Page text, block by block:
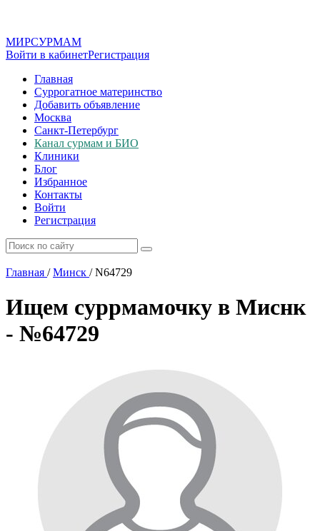
МИРСУРМАМ
Войти в кабинетРегистрация
Главная
Суррогатное материнство
Добавить объявление
Москва
Санкт-Петербург
Канал сурмам и БИО
Клиники
Блог
Избранное
Контакты
Войти
Регистрация
Главная / Минск /N64729
Ищем суррмамочку в Миснк
- №64729